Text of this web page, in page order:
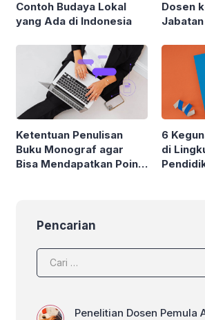
Contoh Budaya Lokal
yang Ada di Indonesia
Dosen
Ketentuan Penulisan
Buku Monograf agar
Bisa Mendapatkan Poin
6
di
Pencarian
Penelitian Dosen Pemula